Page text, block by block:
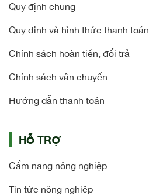
Quy định chung
Quy định và hình thức thanh toán
Chính sách hoàn tiền, đổi trả
Chính sách vận chuyển
Hướng dẫn thanh toán
HỖ TRỢ
Cẩm nang nông nghiệp
Tin tức nông nghiệp